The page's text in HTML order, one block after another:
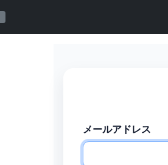
メールアドレス